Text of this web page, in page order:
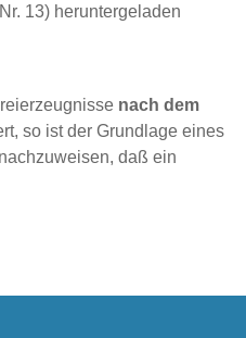
13) heruntergeladen
nach dem
so ist der Grundlage eines
daß ein